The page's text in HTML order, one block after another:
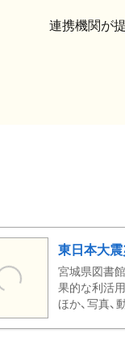
連携機関が
東日本大
宮城県図書
果的な利活
ほか、写真、